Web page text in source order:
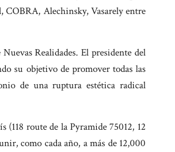
COBRA, Alechinsky, Vasarely entre
Realidades. El presidente del
su objetivo de promover todas las
de una ruptura estética radical
route de la Pyramide 75012, 12
como cada año, a más de 12,000